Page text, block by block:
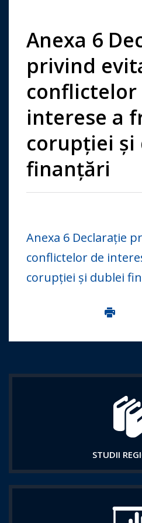
Anexa 6
privind
conflictelor
interese a
corupției și
finanțări
Anexa 6 Declarație
conflictelor de
corupției și dublei
Imprima
STUDII